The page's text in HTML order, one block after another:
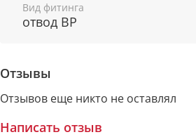
Вид фитинга
отвод ВР
Отзывы
Отзывов еще никто не оставлял
Написать отзыв